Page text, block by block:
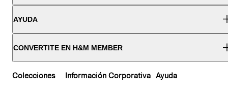
AYUDA
CONVERTITE EN H&M MEMBER
Colecciones Información Corporativa Ayuda